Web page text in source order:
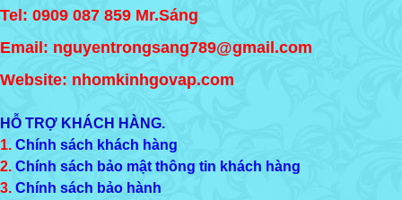
Tel: 0909 087 859 Mr.Sáng
Email: nguyentrongsang789@gmail.com
Website: nhomkinhgovap.com
HỖ TRỢ KHÁCH HÀNG.
1. Chính sách khách hàng
2. Chính sách bảo mật thông tin khách hàng
3. Chính sách bảo hành